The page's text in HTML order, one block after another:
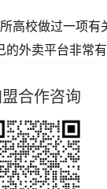
合作咨询
高校做过一项
的外卖平台非常
传统平台的规
搭建校园外卖
容，同时也欢